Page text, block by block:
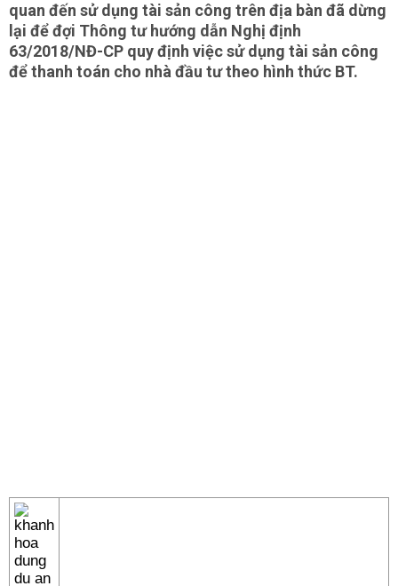
quan đến sử dụng tài sản công trên địa bàn đã dừng
lại để đợi Thông tư hướng dẫn Nghị định
63/2018/NĐ-CP quy định việc sử dụng tài sản công
để thanh toán cho nhà đầu tư theo hình thức BT.